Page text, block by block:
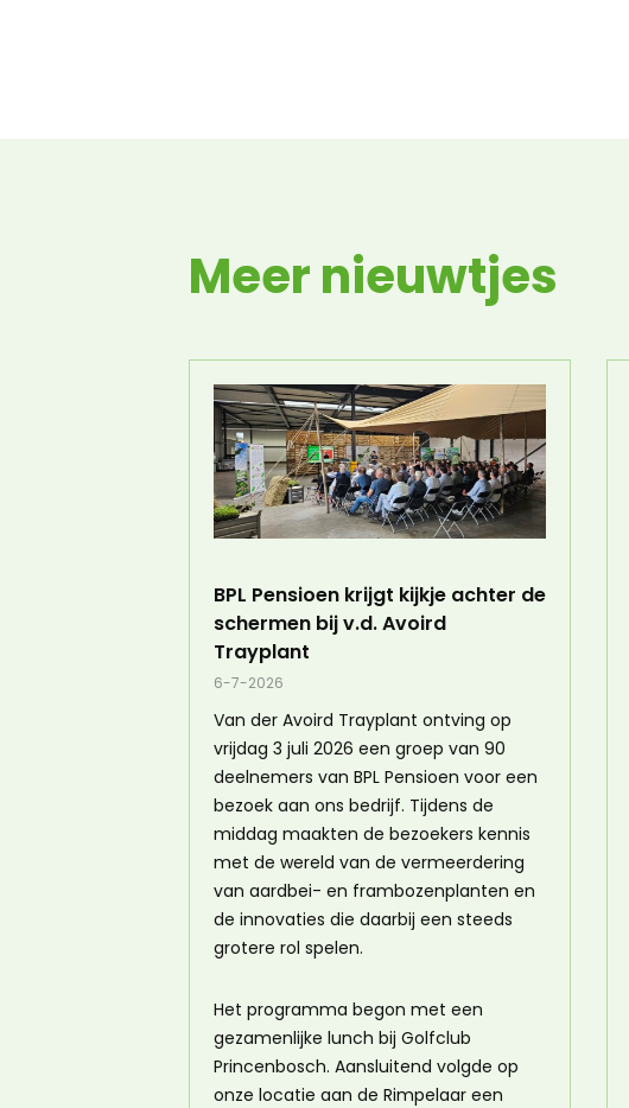
Meer nieuwtjes
BPL Pensioen krijgt kijkje achter de
schermen bij v.d. Avoird
Trayplant
6-7-2026
Van der Avoird Trayplant ontving op
vrijdag 3 juli 2026 een groep van 90
deelnemers van BPL Pensioen voor een
bezoek aan ons bedrijf. Tijdens de
middag maakten de bezoekers kennis
met de wereld van de vermeerdering
van aardbei- en frambozenplanten en
de innovaties die daarbij een steeds
grotere rol spelen.
Het programma begon met een
gezamenlijke lunch bij Golfclub
Princenbosch. Aansluitend volgde op
onze locatie aan de Rimpelaar een